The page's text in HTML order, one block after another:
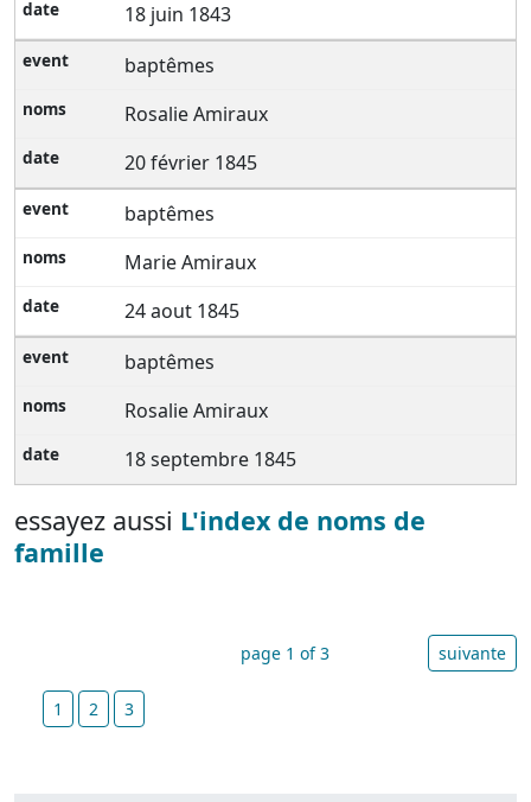
18 juin 1843
baptêmes
Rosalie Amiraux
20 février 1845
baptêmes
Marie Amiraux
24 aout 1845
baptêmes
Rosalie Amiraux
18 septembre 1845
essayez aussi L'index de noms de
famille
page 1 of 3 suivante
1 2 3